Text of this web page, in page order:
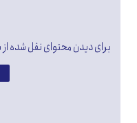
برای دیدن محتوای نقل شده